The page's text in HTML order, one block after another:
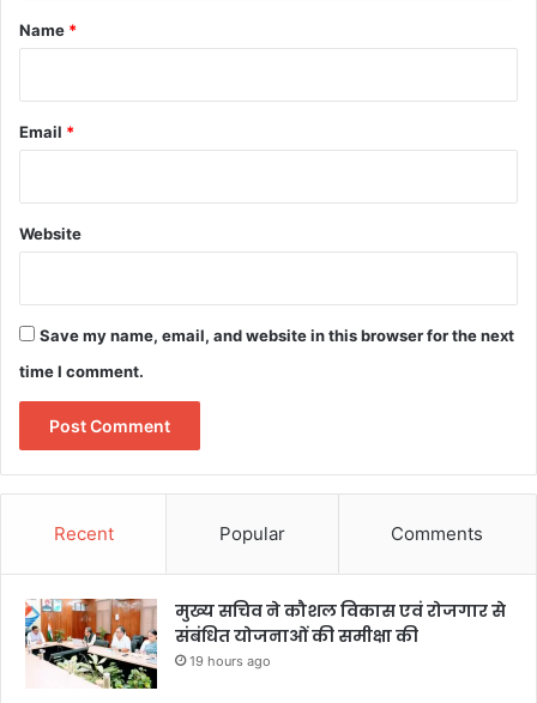
*
Name *
Email *
Website
Save my name, email, and website in this browser for the next
time I comment.
Recent Popular Comments
मुख्य सचिव ने कौशल विकास एवं रोजगार से
संबंधित योजनाओं की समीक्षा की
19 hours ago